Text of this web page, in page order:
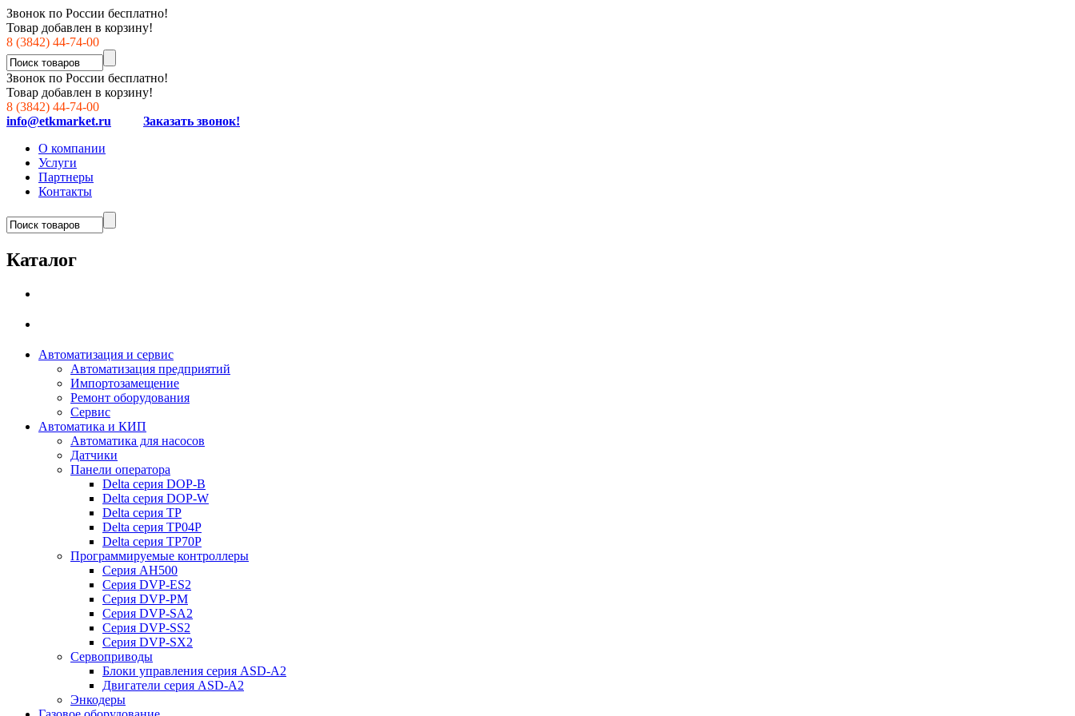
Звонок по России бесплатно!
Товар добавлен в корзину!
8 (3842) 44-74-00
Звонок по России бесплатно!
Товар добавлен в корзину!
8 (3842) 44-74-00
info@etkmarket.ru
Заказать звонок!
О компании
Услуги
Партнеры
Контакты
Каталог
Автоматизация и сервис
Автоматизация предприятий
Импортозамещение
Ремонт оборудования
Сервис
Автоматика и КИП
Автоматика для насосов
Датчики
Панели оператора
Delta серия DOP-B
Delta серия DOP-W
Delta серия TP
Delta серия TP04P
Delta серия TP70P
Программируемые контроллеры
Серия AH500
Серия DVP-ES2
Серия DVP-PM
Серия DVP-SA2
Серия DVP-SS2
Серия DVP-SX2
Сервоприводы
Блоки управления серия ASD-A2
Двигатели серия ASD-A2
Энкодеры